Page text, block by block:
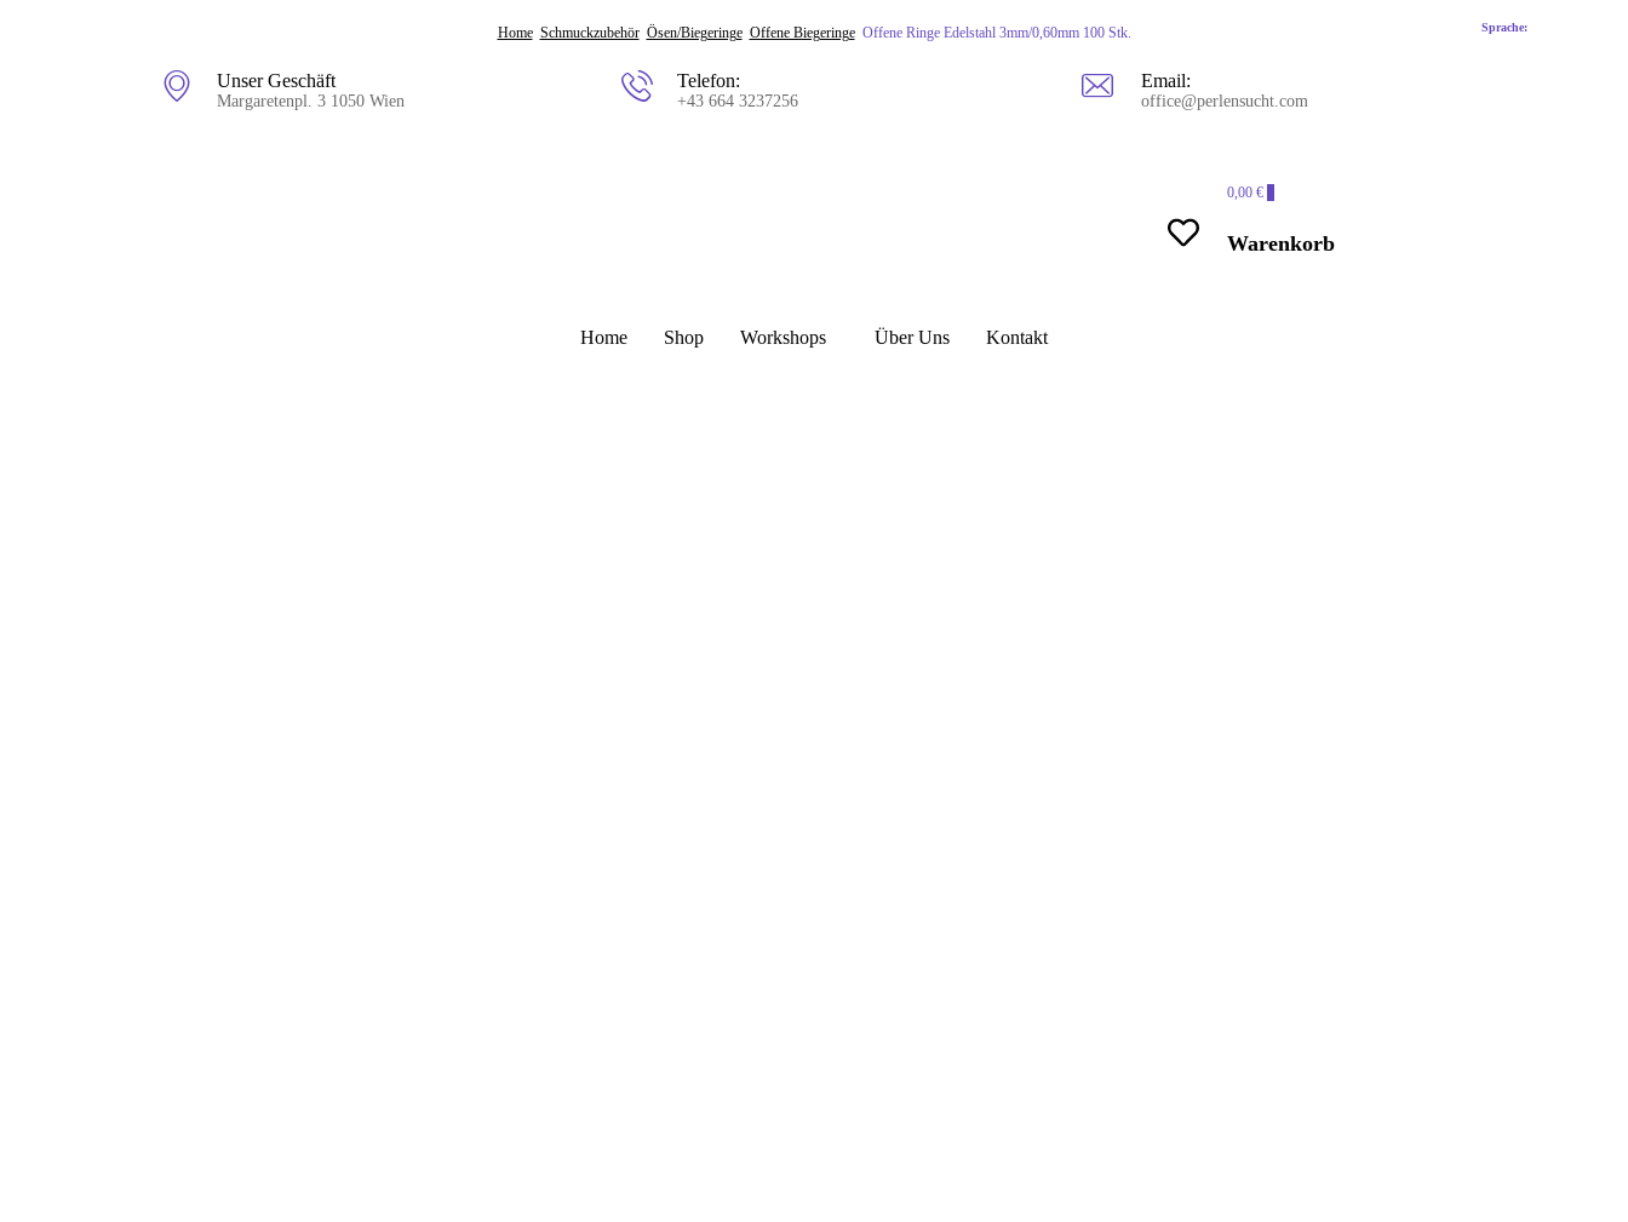
Unser Geschäft
Margaretenpl. 3 1050 Wien
Telefon:
+43 664 3237256
Email:
office@perlensucht.com
Sprache:
0,00 €
Warenkorb
Home Shop Workshops Über Uns Kontakt
Home Schmuckzubehör Ösen/Biegeringe Offene Biegeringe Offene Ringe Edelstahl 3mm/0,60mm 100 Stk.